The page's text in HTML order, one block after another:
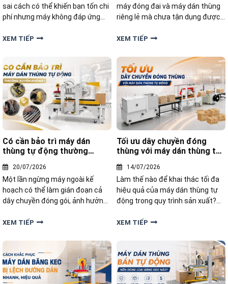
sai cách có thể khiến bạn tốn chi
phí nhưng máy không đáp ứng
lầm phổ biến cần tránh khi mua
XEM TIẾP
máy đóng đai và máy dán thùng
riêng lẻ mà chưa tận dụng được
thiết bị này trong cùng một quy
vượt trội khi kết hợp hai dòng
thiết bị này lại với nhau
XEM TIẾP
Có cần bảo trì máy dán
thùng tự động thường
20/07/2026
Một lần ngừng máy ngoài kế
hoạch có thể làm gián đoạn cả
dây chuyền đóng gói, ảnh hưởng
sinh không ít chi phí sửa chữa.
động có cần bảo trì thường
xuyên hay không?
XEM TIẾP
Tối ưu dây chuyền đóng
thùng với máy dán thùng tự
14/07/2026
Làm thế nào để khai thác tối đa
hiệu quả của máy dán thùng tự
động trong quy trình sản xuất?
tối ưu dây chuyền đóng gói với
XEM TIẾP